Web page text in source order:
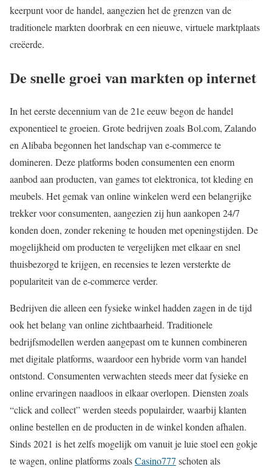
keerpunt voor de handel, aangezien het de grenzen van de
traditionele markten doorbrak en een nieuwe, virtuele marktplaats
creëerde.
De snelle groei van markten op internet
In het eerste decennium van de 21e eeuw begon de handel
exponentieel te groeien. Grote bedrijven zoals Bol.com, Zalando
en Alibaba begonnen het landschap van e-commerce te
domineren. Deze platforms boden consumenten een enorm
aanbod aan producten, van games tot elektronica, tot kleding en
meubels. Het gemak van online winkelen werd een belangrijke
trekker voor consumenten, aangezien zij hun aankopen 24/7
konden doen, zonder rekening te houden met openingstijden. De
mogelijkheid om producten te vergelijken met elkaar en snel
thuisbezorgd te krijgen, en recensies te lezen versterkte de
populariteit van de e-commerce verder.
Bedrijven die alleen een fysieke winkel hadden zagen in de tijd
ook het belang van online zichtbaarheid. Traditionele
bedrijfsmodellen werden aangepast om te kunnen combineren
met digitale platforms, waardoor een hybride vorm van handel
ontstond. Consumenten verwachten steeds meer dat fysieke en
online ervaringen naadloos in elkaar overlopen. Diensten zoals
“click and collect” werden steeds populairder, waarbij klanten
online bestellen en de producten in de winkel konden afhalen.
Sinds 2021 is het zelfs mogelijk om vanuit je luie stoel een gokje
te wagen, online platforms zoalsCasino777 schoten als